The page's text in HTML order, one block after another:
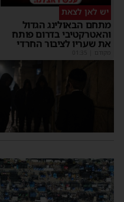
יש לאן לצאת
מתחם הבאולינג הגדול
והאטרקטיבי בדרום פותח
את שעריו לציבור החרדי
מקודם